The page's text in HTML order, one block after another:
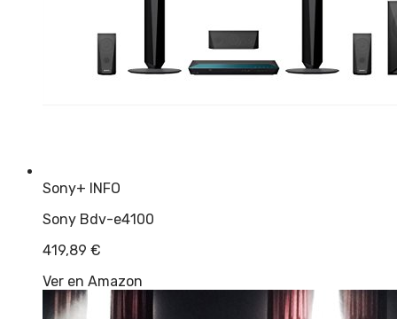
Sony+ INFO
Sony Bdv-e4100
419,89 €
Ver en Amazon